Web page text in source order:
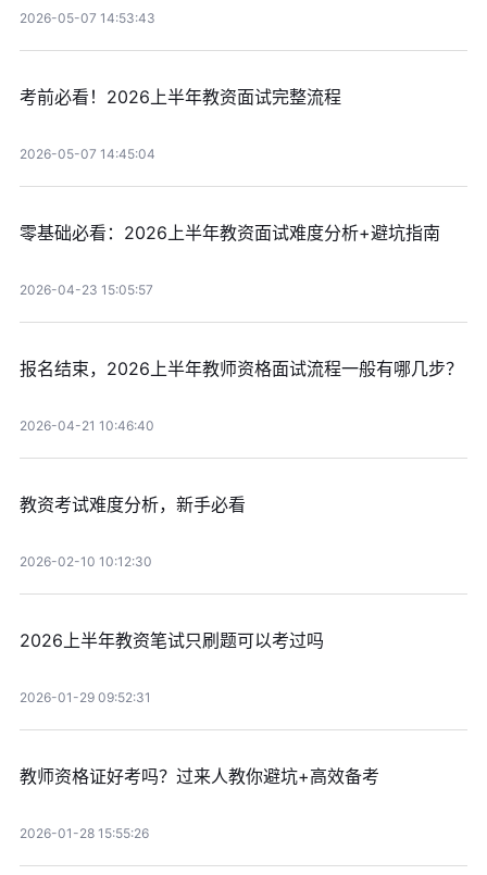
2026-05-07 14:53:43
考前必看！2026上半年教资面试完整流程
2026-05-07 14:45:04
零基础必看：2026上半年教资面试难度分析+避坑指南
2026-04-23 15:05:57
报名结束，2026上半年教师资格面试流程一般有哪几步？
2026-04-21 10:46:40
教资考试难度分析，新手必看
2026-02-10 10:12:30
2026上半年教资笔试只刷题可以考过吗
2026-01-29 09:52:31
教师资格证好考吗？过来人教你避坑+高效备考
2026-01-28 15:55:26